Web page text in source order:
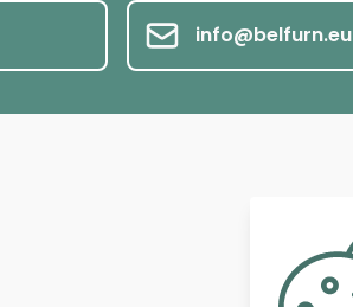
info@belfurn.eu